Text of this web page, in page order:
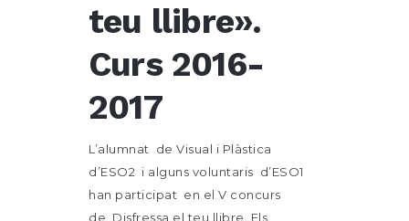
teu llibre».
Curs 2016-
2017
L’alumnat de Visual i Plàstica
d’ESO2 i alguns voluntaris d’ESO1
han participat en el V concurs
de Disfressa el teu llibre. Els